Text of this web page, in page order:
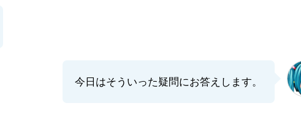
今日はそういった疑問にお答えします。